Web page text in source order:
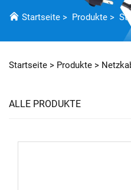
Startseite > Produkte >
Startseite > Produkte >
ALLE PRODUKTE